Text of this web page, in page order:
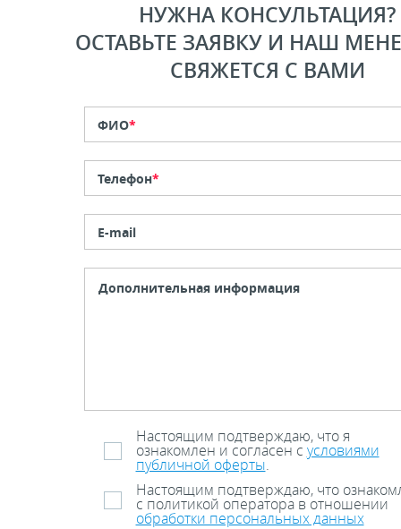
НУЖНА КОНСУЛЬТАЦИЯ?
ОСТАВЬТЕ ЗАЯВКУ И НАШ
СВЯЖЕТСЯ С ВАМИ
ФИО*
Телефон*
E-mail
Настоящим подтверждаю, что я
ознакомлен и согласен с условиями
публичной оферты.
Настоящим подтверждаю, что
с политикой оператора в отношении
обработки персональных данных